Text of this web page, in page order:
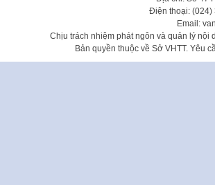
Điện thoại: (024)
Email:
Chịu trách nhiệm phát ngôn và quản lý nội
Bản quyền thuộc về Sở VHTT. Yêu